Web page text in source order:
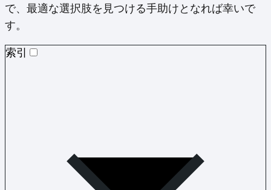
で、最適な選択肢を見つける手助けとなれば幸いで
す。
索引